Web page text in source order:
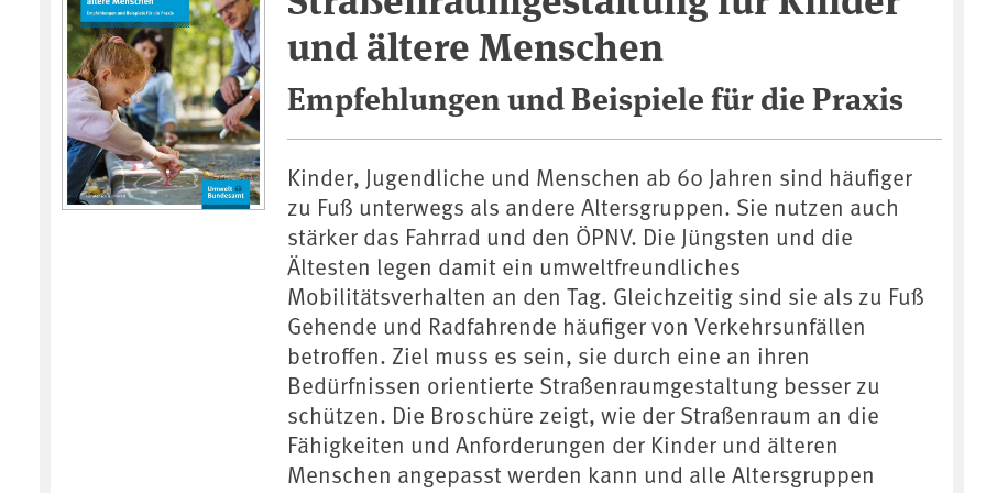
und ältere Menschen
Empfehlungen und Beispiele für die Praxis
Kinder, Jugendliche und Menschen ab 60 Jahren sind häufiger
zu Fuß unterwegs als andere Altersgruppen. Sie nutzen auch
stärker das Fahrrad und den ÖPNV. Die Jüngsten und die
Ältesten legen damit ein umweltfreundliches
Mobilitätsverhalten an den Tag. Gleichzeitig sind sie als zu Fuß
Gehende und Radfahrende häufiger von Verkehrsunfällen
betroffen. Ziel muss es sein, sie durch eine an ihren
Bedürfnissen orientierte Straßenraumgestaltung besser zu
schützen. Die Broschüre zeigt, wie der Straßenraum an die
Fähigkeiten und Anforderungen der Kinder und älteren
Menschen angepasst werden kann und alle Altersgruppen